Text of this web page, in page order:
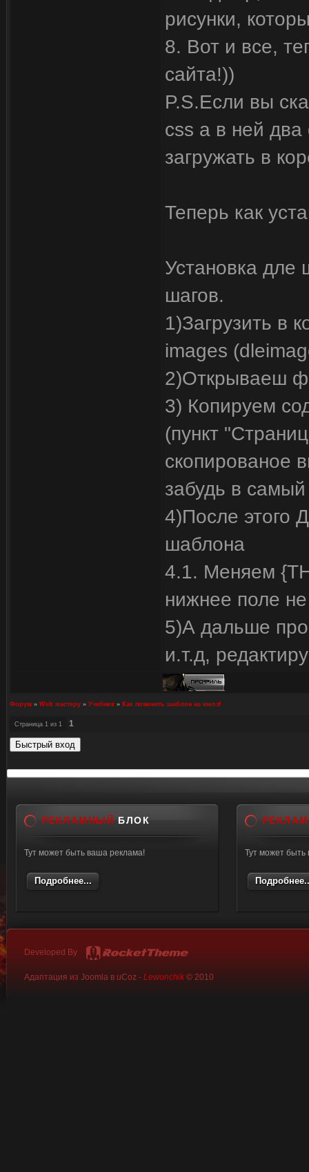
рисунки,
8. Вот и все,
сайта!))
P.S.Если вы
css а в ней два
загружать в
Теперь как
Установка дле
шагов.
1)Загрузить в
images
2)Открываеш
3) Копируем
(пункт
скопированое
забудь в
4)После этого
шаблона
4.1. Меняем
нижнее поле
5)А дальше
и.т.д,
Форум » Web мастеру » Учебник » Как поменять шаблон на юкоз!
Страница 1 из 1 1
РЕКЛАМНЫЙ БЛОК
Тут может быть ваша реклама!
Подробнее...
Тут может
Developed By
Адаптация из Joomla в uCoz - Lewonchik© 2010